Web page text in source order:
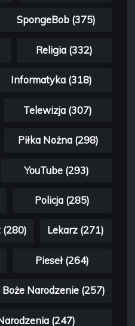
SpongeBob (375)
Religia (332)
Informatyka (318)
Telewizja (307)
Piłka Nożna (298)
YouTube (293)
Policja (285)
(280) Lekarz (271)
Pieseł (264)
Boże Narodzenie (257)
(247)